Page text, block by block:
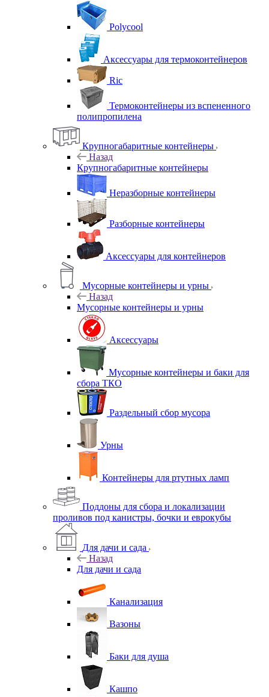
Polycool
Аксессуары для термоконтейнеров
Ric
Термоконтейнеры из вспененного
полипропилена
Крупногабаритные контейнеры
Назад
Крупногабаритные контейнеры
Неразборные контейнеры
Разборные контейнеры
Аксессуары для контейнеров
Мусорные контейнеры и урны
Назад
Мусорные контейнеры и урны
Аксессуары
Мусорные контейнеры и баки для
сбора ТКО
Раздельный сбор мусора
Урны
Контейнеры для ртутных ламп
Поддоны для сбора и локализации
проливов под канистры, бочки и еврокубы
Для дачи и сада
Назад
Для дачи и сада
Канализация
Вазоны
Баки для душа
Кашпо